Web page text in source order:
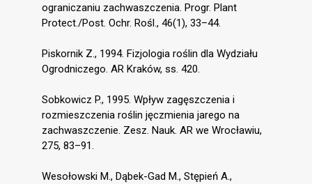
ograniczaniu zachwaszczenia. Progr. Plant
Protect./Post. Ochr. Rośl., 46(1), 33–44.
Piskornik Z., 1994. Fizjologia roślin dla Wydziału
Ogrodniczego. AR Kraków, ss. 420.
Sobkowicz P., 1995. Wpływ zagęszczenia i
rozmieszczenia roślin jęczmienia jarego na
zachwaszczenie. Zesz. Nauk. AR we Wrocławiu,
275, 83–91.
Wesołowski M., Dąbek-Gad M., Stępień A.,